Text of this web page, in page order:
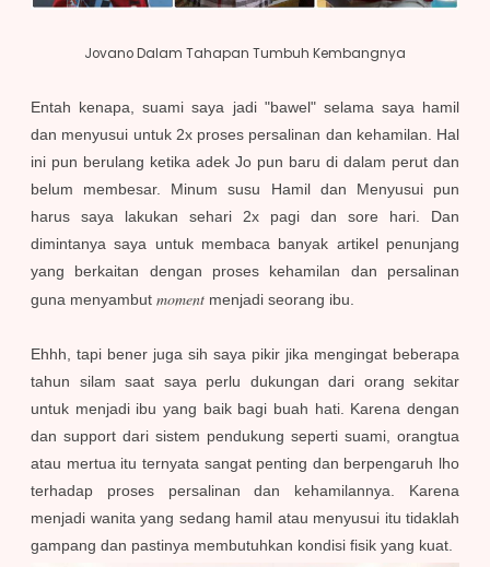
Jovano Dalam Tahapan Tumbuh Kembangnya
Entah kenapa, suami saya jadi "bawel" selama saya hamil
dan menyusui untuk 2x proses persalinan dan kehamilan. Hal
ini pun berulang ketika adek Jo pun baru di dalam perut dan
belum membesar. Minum susu Hamil dan Menyusui pun
harus saya lakukan sehari 2x pagi dan sore hari. Dan
dimintanya saya untuk membaca banyak artikel penunjang
yang berkaitan dengan proses kehamilan dan persalinan
guna menyambut moment menjadi seorang ibu.
Ehhh, tapi bener juga sih saya pikir jika mengingat beberapa
tahun silam saat saya perlu dukungan dari orang sekitar
untuk menjadi ibu yang baik bagi buah hati. Karena dengan
dan support dari sistem pendukung seperti suami, orangtua
atau mertua itu ternyata sangat penting dan berpengaruh lho
terhadap proses persalinan dan kehamilannya. Karena
menjadi wanita yang sedang hamil atau menyusui itu tidaklah
gampang dan pastinya membutuhkan kondisi fisik yang kuat.